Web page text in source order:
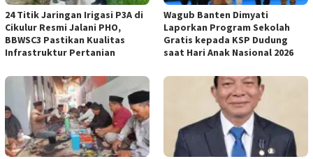
24 Titik Jaringan Irigasi P3A di
Cikulur Resmi Jalani PHO,
BBWSC3 Pastikan Kualitas
Infrastruktur Pertanian
Wagub Banten Dimyati
Laporkan Program Sekolah
Gratis kepada KSP Dudung
saat Hari Anak Nasional 2026